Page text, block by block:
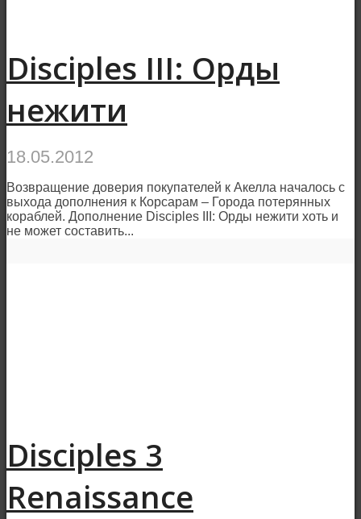
Disciples III: Орды
нежити
18.05.2012
Возвращение доверия покупателей к Акелла началось с
выхода дополнения к Корсарам – Города потерянных
кораблей. Дополнение Disciples III: Орды нежити хоть и
не может составить...
Disciples 3
Renaissance